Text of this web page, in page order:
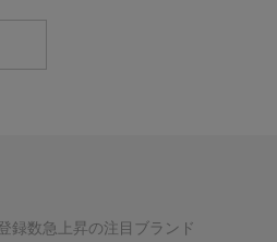
録数急上昇の注目ブランド